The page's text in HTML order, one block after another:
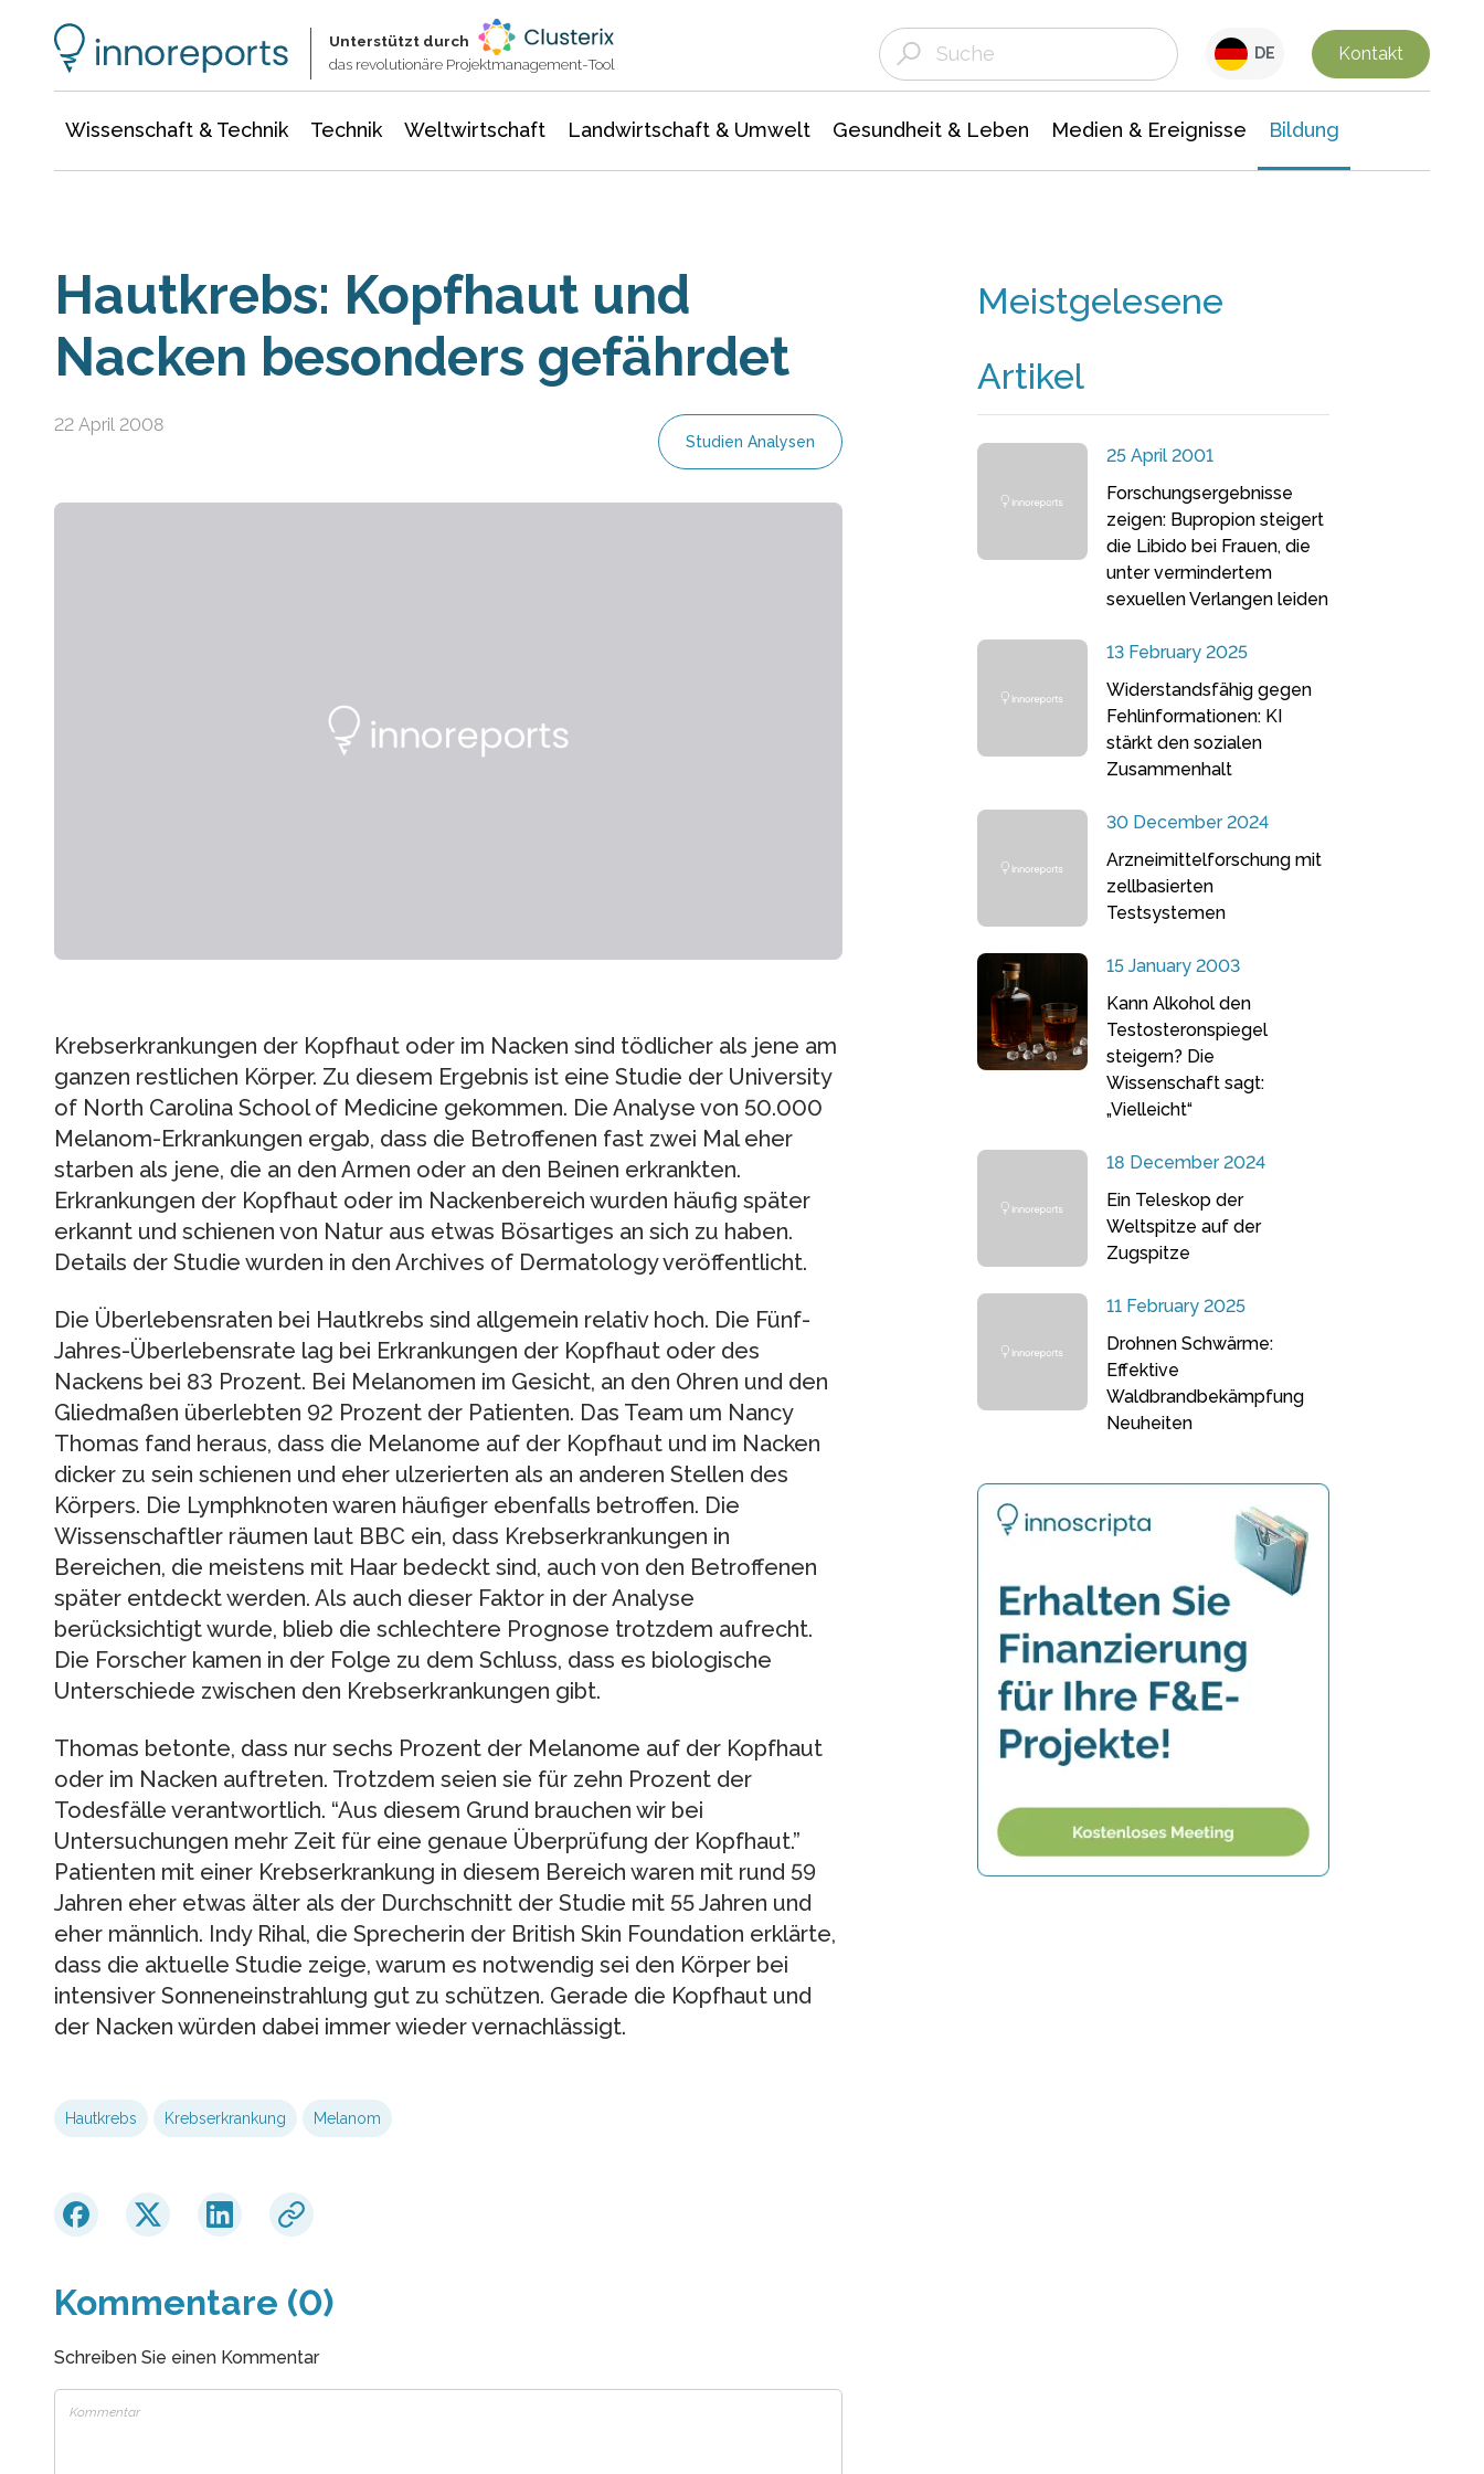
Unterstützt durch
das revolutionäre Projektmanagement-Tool
DE Kontakt
Wissenschaft & Technik Technik Weltwirtschaft Landwirtschaft & Umwelt Gesundheit & Leben Medien & Ereignisse Bildung
Hautkrebs: Kopfhaut und
Nacken besonders gefährdet
22 April 2008
Studien Analysen
Krebserkrankungen der Kopfhaut oder im Nacken sind tödlicher als jene am
ganzen restlichen Körper. Zu diesem Ergebnis ist eine Studie der University
of North Carolina School of Medicine gekommen. Die Analyse von 50.000
Melanom-Erkrankungen ergab, dass die Betroffenen fast zwei Mal eher
starben als jene, die an den Armen oder an den Beinen erkrankten.
Erkrankungen der Kopfhaut oder im Nackenbereich wurden häufig später
erkannt und schienen von Natur aus etwas Bösartiges an sich zu haben.
Details der Studie wurden in den Archives of Dermatology veröffentlicht.
Die Überlebensraten bei Hautkrebs sind allgemein relativ hoch. Die Fünf-
Jahres-Überlebensrate lag bei Erkrankungen der Kopfhaut oder des
Nackens bei 83 Prozent. Bei Melanomen im Gesicht, an den Ohren und den
Gliedmaßen überlebten 92 Prozent der Patienten. Das Team um Nancy
Thomas fand heraus, dass die Melanome auf der Kopfhaut und im Nacken
dicker zu sein schienen und eher ulzerierten als an anderen Stellen des
Körpers. Die Lymphknoten waren häufiger ebenfalls betroffen. Die
Wissenschaftler räumen laut BBC ein, dass Krebserkrankungen in
Bereichen, die meistens mit Haar bedeckt sind, auch von den Betroffenen
später entdeckt werden. Als auch dieser Faktor in der Analyse
berücksichtigt wurde, blieb die schlechtere Prognose trotzdem aufrecht.
Die Forscher kamen in der Folge zu dem Schluss, dass es biologische
Unterschiede zwischen den Krebserkrankungen gibt.
Thomas betonte, dass nur sechs Prozent der Melanome auf der Kopfhaut
oder im Nacken auftreten. Trotzdem seien sie für zehn Prozent der
Todesfälle verantwortlich. “Aus diesem Grund brauchen wir bei
Untersuchungen mehr Zeit für eine genaue Überprüfung der Kopfhaut.”
Patienten mit einer Krebserkrankung in diesem Bereich waren mit rund 59
Jahren eher etwas älter als der Durchschnitt der Studie mit 55 Jahren und
eher männlich. Indy Rihal, die Sprecherin der British Skin Foundation erklärte,
dass die aktuelle Studie zeige, warum es notwendig sei den Körper bei
intensiver Sonneneinstrahlung gut zu schützen. Gerade die Kopfhaut und
der Nacken würden dabei immer wieder vernachlässigt.
Hautkrebs Krebserkrankung Melanom
Kommentare (0)
Schreiben Sie einen Kommentar
Meistgelesene
Artikel
25 April 2001
Forschungsergebnisse
zeigen: Bupropion steigert
die Libido bei Frauen, die
unter vermindertem
sexuellen Verlangen leiden
13 February 2025
Widerstandsfähig gegen
Fehlinformationen: KI
stärkt den sozialen
Zusammenhalt
30 December 2024
Arzneimittelforschung mit
zellbasierten
Testsystemen
15 January 2003
Kann Alkohol den
Testosteronspiegel
steigern? Die
Wissenschaft sagt:
„Vielleicht“
18 December 2024
Ein Teleskop der
Weltspitze auf der
Zugspitze
11 February 2025
Drohnen Schwärme:
Effektive
Waldbrandbekämpfung
Neuheiten